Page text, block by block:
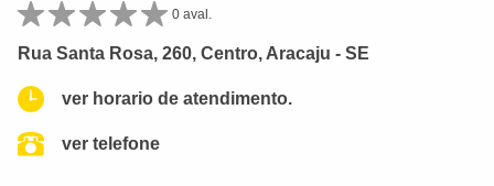
0 aval.
Rua Santa Rosa, 260, Centro, Aracaju - SE
ver horario de atendimento.
ver telefone